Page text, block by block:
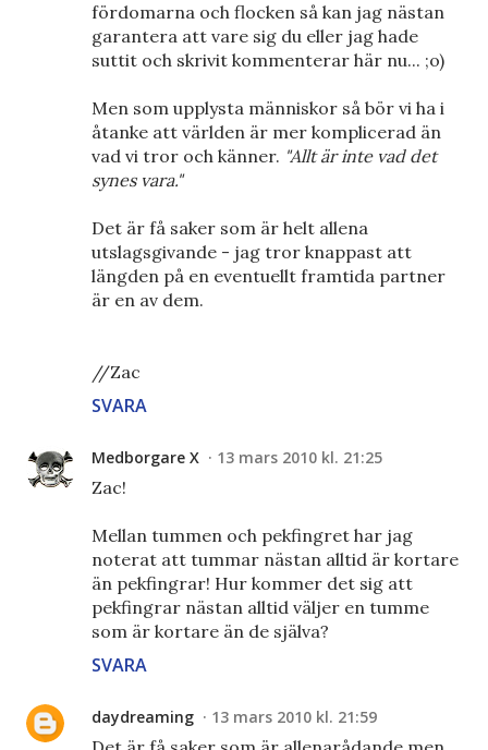
fördomarna och flocken så kan jag nästan
garantera att vare sig du eller jag hade
suttit och skrivit kommenterar här nu... ;o)
Men som upplysta människor så bör vi ha i
åtanke att världen är mer komplicerad än
vad vi tror och känner. "Allt är inte vad det
synes vara."
Det är få saker som är helt allena
utslagsgivande - jag tror knappast att
längden på en eventuellt framtida partner
är en av dem.
//Zac
SVARA
Medborgare X 13 mars 2010 kl. 21:25
Zac!
Mellan tummen och pekfingret har jag
noterat att tummar nästan alltid är kortare
än pekfingrar! Hur kommer det sig att
pekfingrar nästan alltid väljer en tumme
som är kortare än de själva?
SVARA
daydreaming 13 mars 2010 kl. 21:59